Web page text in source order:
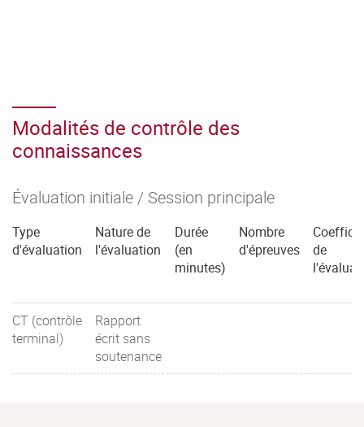
Modalités de contrôle des
connaissances
Évaluation initiale / Session principale
Type
d'évaluation
Nature de
l'évaluation
Durée
(en
minutes)
Nombre
d'épreuves
de
CT (contrôle
terminal)
Rapport
écrit sans
soutenance